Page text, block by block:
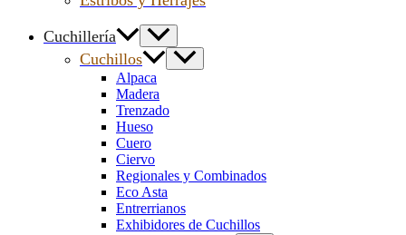
Cuchillería
Cuchillos
Alpaca
Madera
Trenzado
Hueso
Cuero
Ciervo
Regionales y Combinados
Eco Asta
Entrerrianos
Exhibidores de Cuchillos